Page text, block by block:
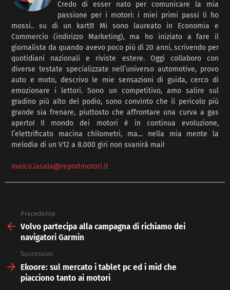
Credo di esser nato per comunicare la mia
passione per i motori: i miei primi passi li ho
mossi.. su di un kart!!! Mi sono laureato in Economia e
Commercio (indirizzo Marketing), ma ho iniziato a fare il
giornalista da quando avevo poco più di 20 anni, scrivendo per
quotidiani nazionali e riviste estere. Oggi collaboro con
diverse testate specializzate nell’universo automotive, provo
auto e moto, descrivo le mie sensazioni di guida, cerco di
emozionare i lettori. Sono un competitivo, amo salire sul
gradino più alto del podio, sono convinto che il pericolo più
grande sia frenare, piuttosto che affrontare una curva a gas
aperto! Il mondo dei motori è in continua evoluzione,
l’elettrificato macina chilometri, ma… nella mia mente la
melodia di un V12 a 8.000 giri non svanirà mai!
marco.lasala@reportmotori.it
more
Precedente
Volvo partecipa alla campagna di richiamo dei
navigatori Garmin
Successivo
Ekoore: sul mercato i tablet pc ed i mid che
piacciono tanto ai motori